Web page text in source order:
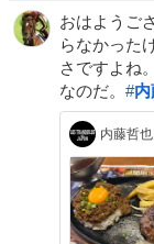
おはようご
らなかった
さですよね
なのだ。 #内
内藤哲